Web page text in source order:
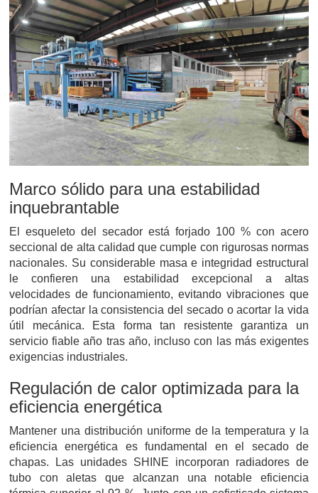
Marco sólido para una estabilidad
inquebrantable
El esqueleto del secador está forjado 100 % con acero
seccional de alta calidad que cumple con rigurosas normas
nacionales. Su considerable masa e integridad estructural
le confieren una estabilidad excepcional a altas
velocidades de funcionamiento, evitando vibraciones que
podrían afectar la consistencia del secado o acortar la vida
útil mecánica. Esta forma tan resistente garantiza un
servicio fiable año tras año, incluso con las más exigentes
exigencias industriales.
Regulación de calor optimizada para la
eficiencia energética
Mantener una distribución uniforme de la temperatura y la
eficiencia energética es fundamental en el secado de
chapas. Las unidades SHINE incorporan radiadores de
tubo con aletas que alcanzan una notable eficiencia